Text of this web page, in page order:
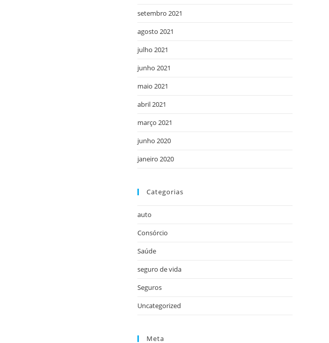
setembro 2021
agosto 2021
julho 2021
junho 2021
maio 2021
abril 2021
março 2021
junho 2020
janeiro 2020
Categorias
auto
Consórcio
Saúde
seguro de vida
Seguros
Uncategorized
Meta